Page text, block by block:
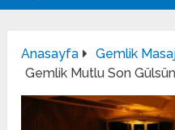
Anasayfa
Gemlik
Gemlik Mutlu Son Gülsün